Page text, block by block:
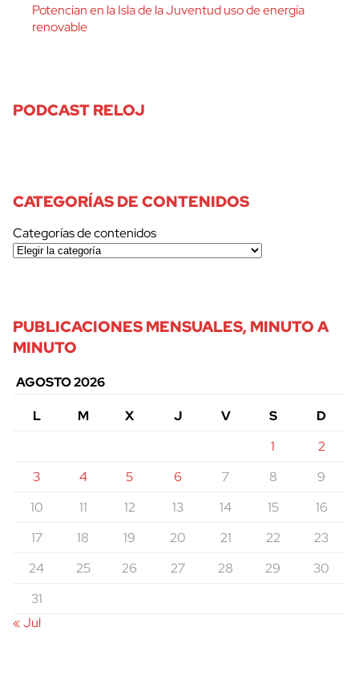
Potencian en la Isla de la Juventud uso de energía
renovable
PODCAST RELOJ
CATEGORÍAS DE CONTENIDOS
Categorías de contenidos
PUBLICACIONES MENSUALES, MINUTO A
MINUTO
AGOSTO 2026
L
M X J V S
D
1
2
3
4 5 6 7 8
9
10
11 12 13 14 15
16
17
18 19 20 21 22
23
24
25 26 27 28 29
30
31
« Jul